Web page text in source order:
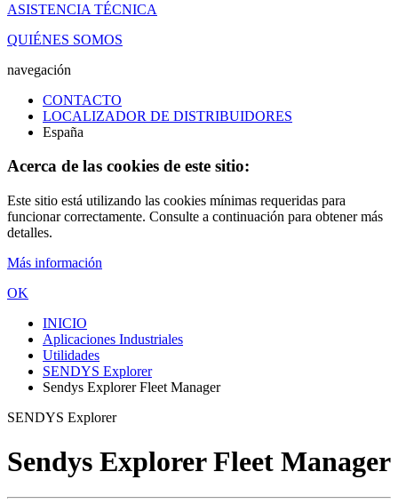
ASISTENCIA TÉCNICA
QUIÉNES SOMOS
navegación
CONTACTO
LOCALIZADOR DE DISTRIBUIDORES
España
Acerca de las cookies de este sitio:
Este sitio está utilizando las cookies mínimas requeridas para
funcionar correctamente. Consulte a continuación para obtener más
detalles.
Más información
OK
INICIO
Aplicaciones Industriales
Utilidades
SENDYS Explorer
Sendys Explorer Fleet Manager
SENDYS Explorer
Sendys Explorer Fleet Manager